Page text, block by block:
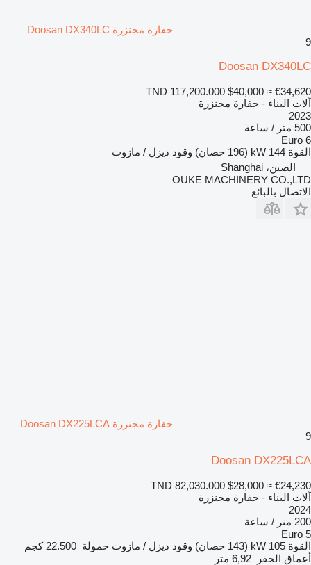
حفارة مجنزرة Doosan DX340LC
9
Doosan DX340LC
TND 117,200.000 $40,000 ≈ €34,620
آلات البناء - حفارة مجنزرة
2023
500 متر / ساعة
Euro 6
القوة 144 kW (196 حصان) وقود ديزل / مازوت
الصين، Shanghai
OUKE MACHINERY CO.,LTD
الاتصال بالبائع
حفارة مجنزرة Doosan DX225LCA
9
Doosan DX225LCA
TND 82,030.000 $28,000 ≈ €24,230
آلات البناء - حفارة مجنزرة
2024
200 متر / ساعة
Euro 5
القوة 105 kW (143 حصان) وقود ديزل / مازوت حمولة 22.500 كجم
أعماق الحفر
6,92 متر